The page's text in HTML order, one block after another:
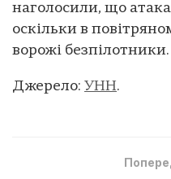
наголосили, що атака
оскільки в
ворожі безпілотники.
Джерело: УНН.